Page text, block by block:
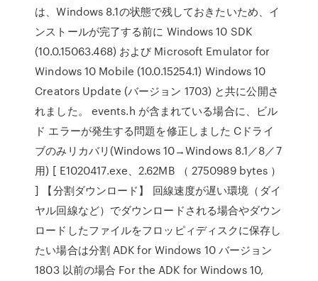
は、Windows 8.1の状態で残しておきたいため、イ
ンストールが完了する前に Windows 10 SDK
(10.0.15063.468) および Microsoft Emulator for
Windows 10 Mobile (10.0.15254.1) Windows 10
Creators Update (バージョン 1703) と共に公開さ
れました。 events.h が含まれている場合に、ビル
ド エラーが発生する問題を修正しました Cドライ
ブのみリカバリ(Windows 10→Windows 8.1／8／7
用) [ E1020417.exe、2.62MB （ 2750989 bytes ）
] 【分割ダウンロード】 回線速度が遅い環境（ダイ
ヤル回線など）でダウンロードされる場合やダウン
ロードしたファイルをフロッピィディスクに保存し
たい場合は分割 ADK for Windows 10 バージョン
1803 以前の場合 For the ADK for Windows 10,